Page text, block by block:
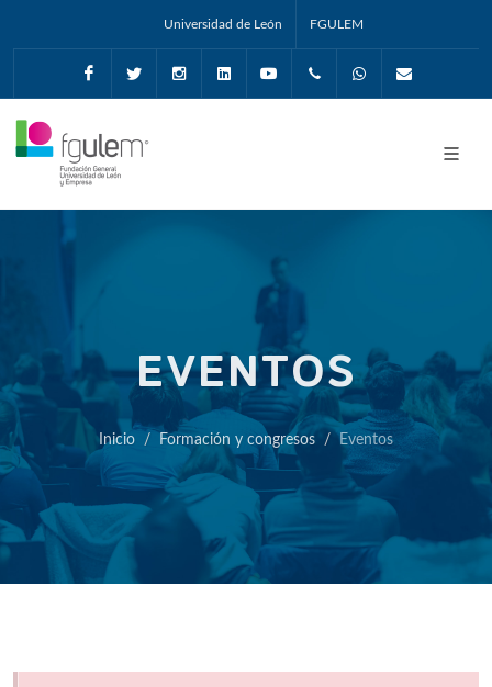
Universidad de León FGULEM
FacebookTwitter InstagramLinkedin Youtube +34987291651
Whatsapp
EVENTOS
Inicio Formación y congresos Eventos